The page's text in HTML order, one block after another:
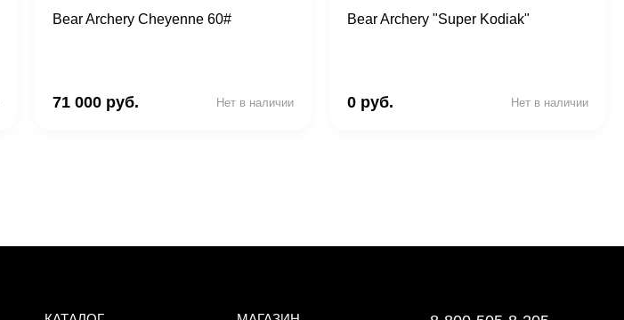
Bear Archery Cheyenne 60#
71 000 руб. Нет в наличии
Bear Archery "Super Kodiak"
0 руб. Нет в наличии